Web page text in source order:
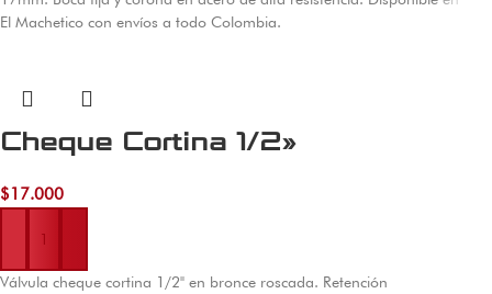
El Machetico con envíos a todo Colombia.
Cheque Cortina 1/2»
$17.000
Añadir al carrito
Válvula cheque cortina 1/2" en bronce roscada. Retención